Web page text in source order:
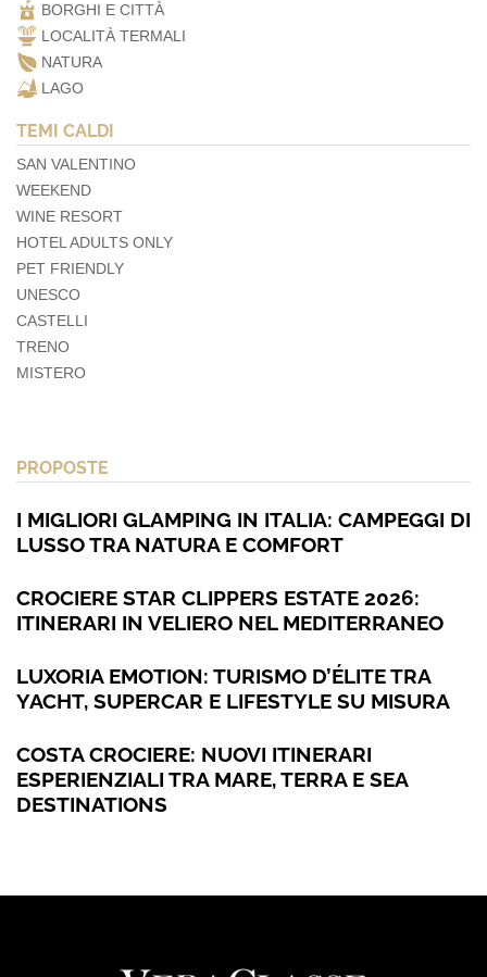
BORGHI E CITTÀ
LOCALITÀ TERMALI
NATURA
LAGO
TEMI CALDI
SAN VALENTINO
WEEKEND
WINE RESORT
HOTEL ADULTS ONLY
PET FRIENDLY
UNESCO
CASTELLI
TRENO
MISTERO
PROPOSTE
I MIGLIORI GLAMPING IN ITALIA: CAMPEGGI DI
LUSSO TRA NATURA E COMFORT
CROCIERE STAR CLIPPERS ESTATE 2026:
ITINERARI IN VELIERO NEL MEDITERRANEO
LUXORIA EMOTION: TURISMO D’ÉLITE TRA
YACHT, SUPERCAR E LIFESTYLE SU MISURA
COSTA CROCIERE: NUOVI ITINERARI
ESPERIENZIALI TRA MARE, TERRA E SEA
DESTINATIONS